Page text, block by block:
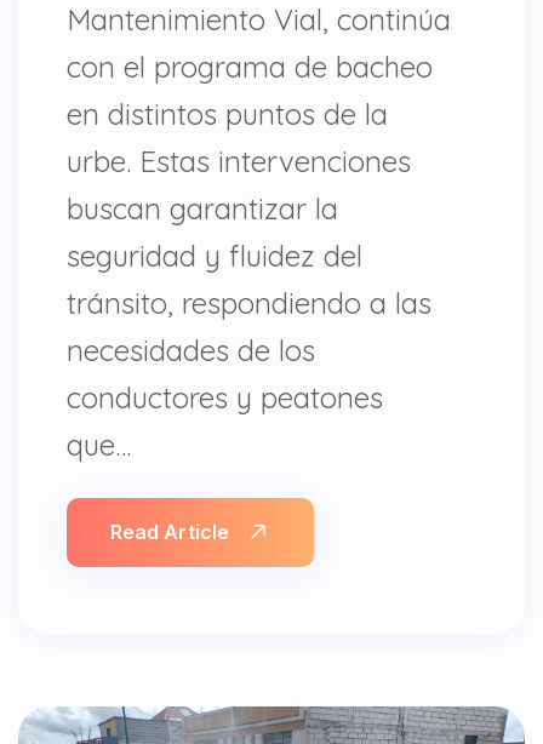
Mantenimiento Vial, continúa
con el programa de bacheo
en distintos puntos de la
urbe. Estas intervenciones
buscan garantizar la
seguridad y fluidez del
tránsito, respondiendo a las
necesidades de los
conductores y peatones
que…
Read Article